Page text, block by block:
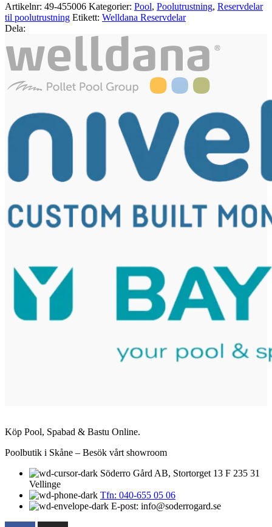
Artikelnr: 49-455006 Kategorier: Pool, Poolutrustning, Reservdelar
til poolutrustning Etikett: Welldana Reservdelar
Dela:
Köp Pool, Spabad & Bastu Online.
Poolbutik i Skåne – Besök vårt showroom
Söderro Gård AB, Stortorget 13 F 235 31
Vellinge
Tfn: 040-655 05 06
E-post: info@soderrogard.se